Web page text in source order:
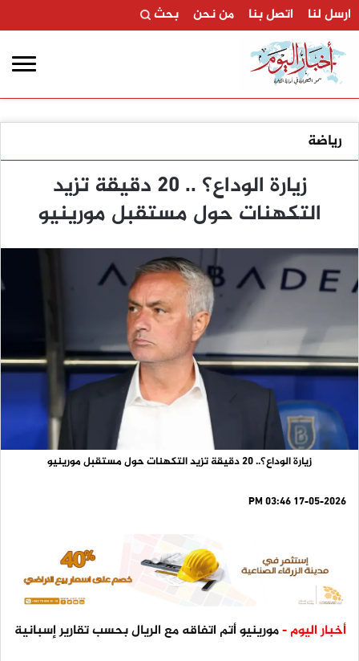
ارسل لنا اتصل بنا من نحن بحث
رياضة
زيارة الوداع؟ .. 20 دقيقة تزيد
التكهنات حول مستقبل مورينيو
زيارة الوداع؟.. 20 دقيقة تزيد التكهنات حول مستقبل مورينيو
17-05-2026 03:46 PM
أخبار اليوم -مورينيو أتم اتفاقه مع الريال بحسب تقارير إسبانية